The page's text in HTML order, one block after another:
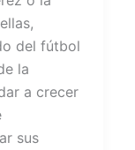
del fútbol
la
a crecer
sus